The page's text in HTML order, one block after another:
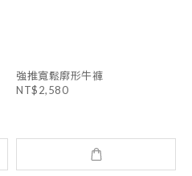
強推寬鬆廓形牛褲
NT$2,580